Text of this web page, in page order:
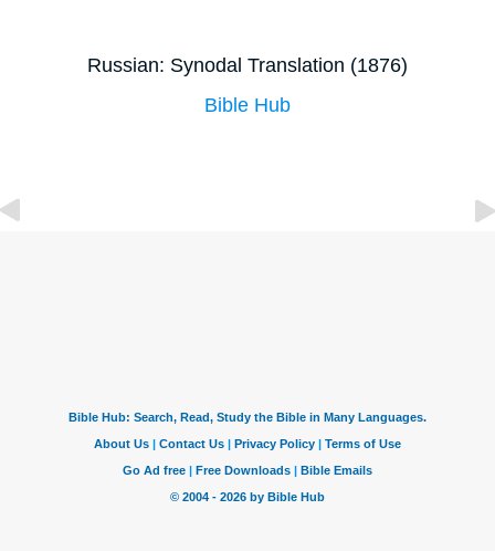
Russian: Synodal Translation (1876)
Bible Hub